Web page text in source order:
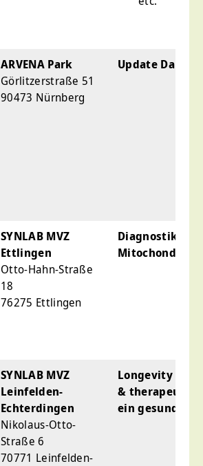
ARVENA Park
Görlitzerstraße 51
90473 Nürnberg
Update
SYNLAB MVZ
Ettlingen
Otto-Hahn-Straße
18
76275 Ettlingen
Diagnostik von
SYNLAB MVZ
Leinfelden-
Echterdingen
Nikolaus-Otto-
Straße 6
70771 Leinfelden-
Longevity
&
ein gesundes